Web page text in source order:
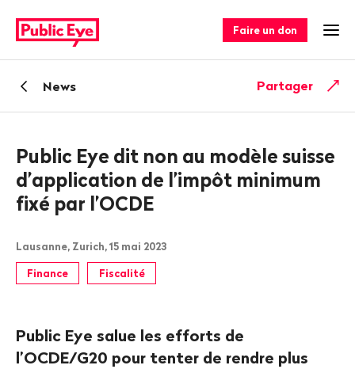
sur
publiceye.ch
rapide
Faire un don
RetourNews Partager
Public Eye dit non au modèle suisse
d’application de l’impôt minimum
fixé par l’OCDE
Lausanne, Zurich, 15 mai 2023
Finance Fiscalité
Public Eye salue les efforts de
l’OCDE/G20 pour tenter de rendre plus